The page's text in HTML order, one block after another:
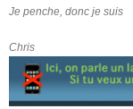
Je penche, donc je suis
Chris